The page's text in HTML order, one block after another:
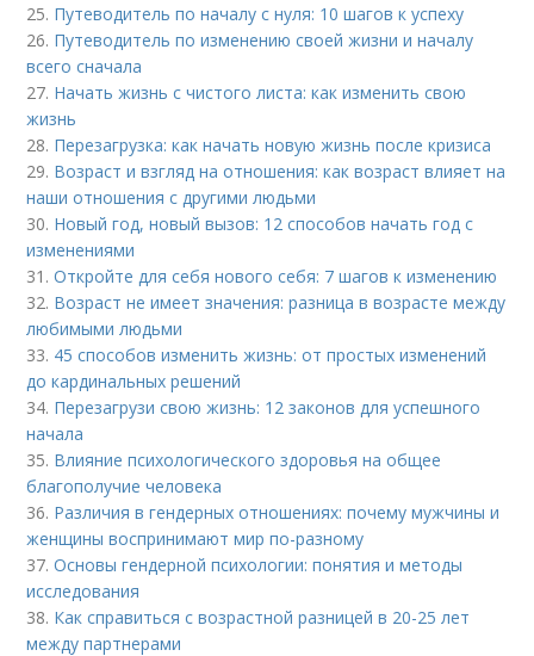
25. Путеводитель по началу с нуля: 10 шагов к успеху
26. Путеводитель по изменению своей жизни и началу
всего сначала
27. Начать жизнь с чистого листа: как изменить свою
жизнь
28. Перезагрузка: как начать новую жизнь после кризиса
29. Возраст и взгляд на отношения: как возраст влияет на
наши отношения с другими людьми
30. Новый год, новый вызов: 12 способов начать год с
изменениями
31.Откройте для себя нового себя: 7 шагов к изменению
32. Возраст не имеет значения: разница в возрасте между
любимыми людьми
33. 45 способов изменить жизнь: от простых изменений
до кардинальных решений
34. Перезагрузи свою жизнь: 12 законов для успешного
начала
35. Влияние психологического здоровья на общее
благополучие человека
36. Различия в гендерных отношениях: почему мужчины и
женщины воспринимают мир по-разному
37.Основы гендерной психологии: понятия и методы
исследования
38. Как справиться с возрастной разницей в 20-25 лет
между партнерами